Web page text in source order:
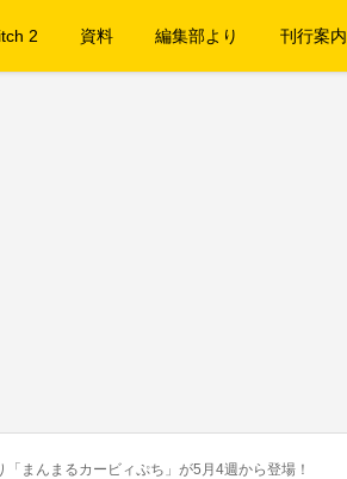
2 資料 編集部より 刊行案内
まんまるカービィぷち」が5月4週から登場！